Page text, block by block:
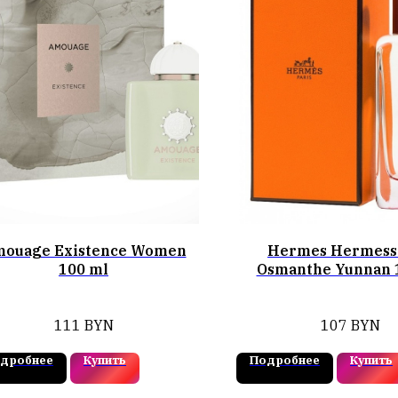
Existence Women
100 ml
111 BYN
Купить
Hermes
Osmanthe Yunnan
107 BYN
Подробнее Купить